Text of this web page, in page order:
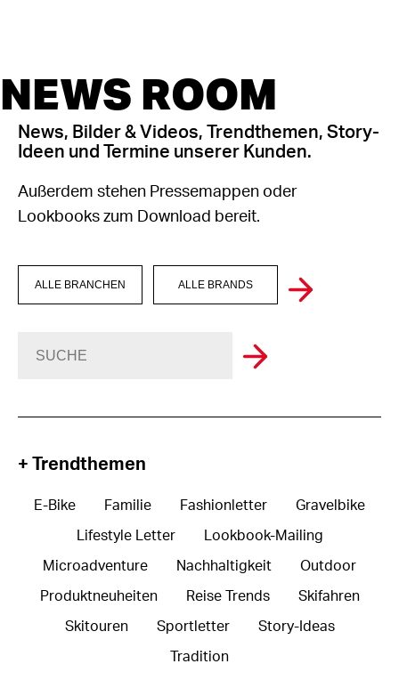
NEWS ROOM
News, Bilder & Videos, Trendthemen, Story-
Ideen und Termine unserer Kunden.
Außerdem stehen Pressemappen oder
Lookbooks zum Download bereit.
ALLE BRANCHEN ALLE BRANDS
+ Trendthemen
E-Bike Familie Fashionletter Gravelbike
Lifestyle Letter Lookbook-Mailing
Microadventure Nachhaltigkeit Outdoor
Produktneuheiten Reise Trends Skifahren
Skitouren Sportletter Story-Ideas
Tradition